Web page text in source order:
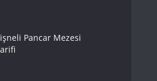
Pancar Mezesi